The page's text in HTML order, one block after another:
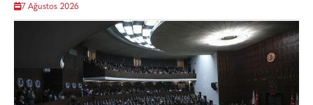
7 Ağustos 2026